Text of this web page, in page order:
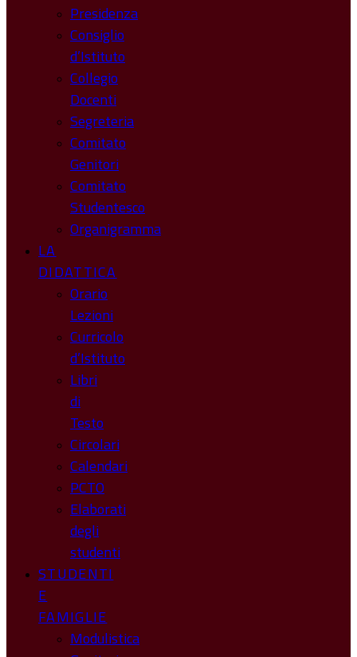
Presidenza
Consiglio
d’Istituto
Collegio
Docenti
Segreteria
Comitato
Genitori
Comitato
Studentesco
Organigramma
LA
DIDATTICA
Orario
Lezioni
Curricolo
d’Istituto
Libri
di
Testo
Circolari
Calendari
PCTO
Elaborati
degli
studenti
STUDENTI
E
FAMIGLIE
Modulistica